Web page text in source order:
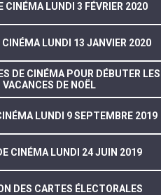
CINÉMA LUNDI 3 FÉVRIER 2020
CINÉMA LUNDI 13 JANVIER 2020
DE CINÉMA POUR DÉBUTER LES
VACANCES DE NOËL
LUNDI 9 SEPTEMBRE 2019
CINÉMA LUNDI 24 JUIN 2019
DES CARTES ÉLECTORALES